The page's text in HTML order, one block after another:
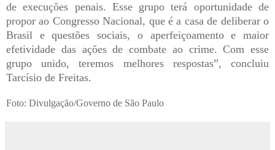
de execuções penais. Esse grupo terá oportunidade de
propor ao Congresso Nacional, que é a casa de deliberar o
Brasil e questões sociais, o aperfeiçoamento e maior
efetividade das ações de combate ao crime. Com esse
grupo unido, teremos melhores respostas”, concluiu
Tarcísio de Freitas.
Foto: Divulgação/Governo de São Paulo